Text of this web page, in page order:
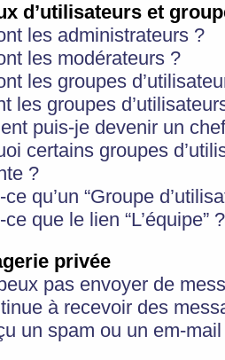
d’utilisateurs et
les administrateurs ?
les modérateurs ?
les groupes
les groupes
puis-je devenir un
certains groupes
?
ce qu’un “Groupe
ce que le lien “L’équipe” ?
privée
pas envoyer de
à recevoir des
un spam ou un em-